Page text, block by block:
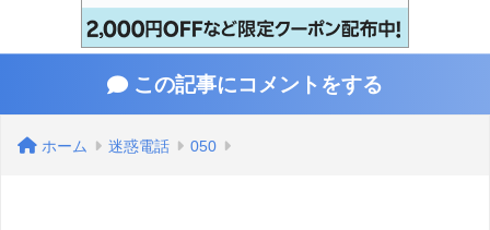
この記事にコメントをする
ホーム 迷惑電話 050